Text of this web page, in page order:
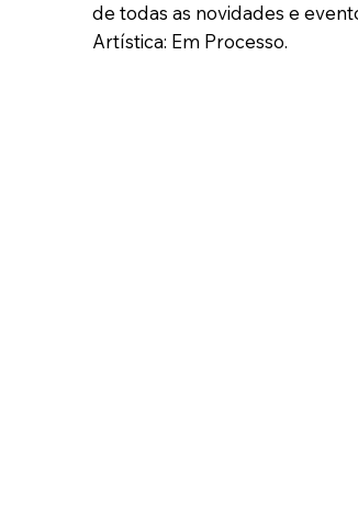
de todas as novidades e
Artística: Em Processo.